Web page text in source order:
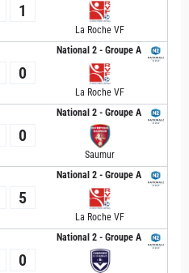
1
La Roche VF
National 2 - Groupe A
0
La Roche VF
National 2 - Groupe A
0
Saumur
National 2 - Groupe A
5
La Roche VF
National 2 - Groupe A
0